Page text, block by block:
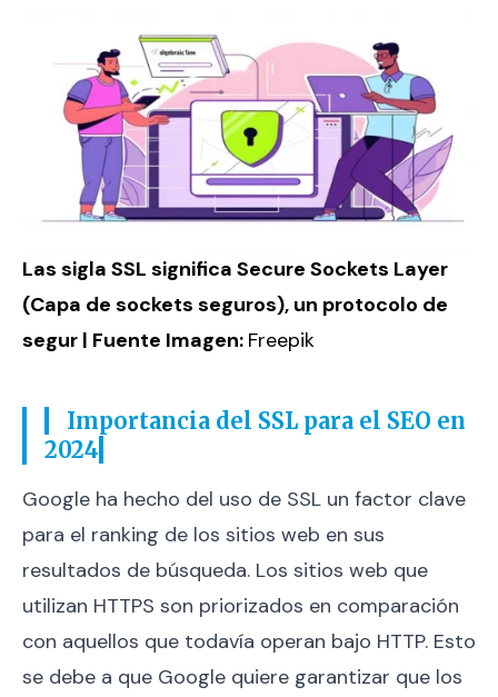
Las sigla SSL significa Secure Sockets Layer
(Capa de sockets seguros), un protocolo de
segur | Fuente Imagen: Freepik
Importancia del SSL para el SEO en
2024
Google ha hecho del uso de SSL un factor clave
para el ranking de los sitios web en sus
resultados de búsqueda. Los sitios web que
utilizan HTTPS son priorizados en comparación
con aquellos que todavía operan bajo HTTP. Esto
se debe a que Google quiere garantizar que los